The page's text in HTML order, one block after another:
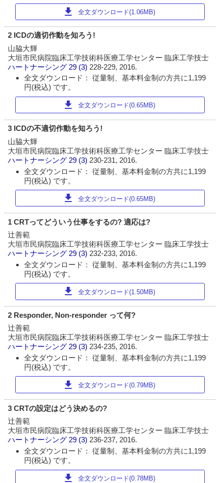
download 全文ダウンロード(1.06MB)
2 ICDの適切作動を知ろう!
山脇大輝
大垣市民病院臨床工学技術科医療工学センター 臨床工学技士
ハートナーシング 29 (3) 228-229, 2016.
全文ダウンロード： 従量制、基本料金制の方共に1,199
円(税込) です。
download 全文ダウンロード(0.65MB)
3 ICDの不適切作動を知ろう!
山脇大輝
大垣市民病院臨床工学技術科医療工学センター 臨床工学技士
ハートナーシング 29 (3) 230-231, 2016.
全文ダウンロード： 従量制、基本料金制の方共に1,199
円(税込) です。
download 全文ダウンロード(0.65MB)
1 CRTってどういう仕事をするの? 適応は?
辻善範
大垣市民病院臨床工学技術科医療工学センター 臨床工学技士
ハートナーシング 29 (3) 232-233, 2016.
全文ダウンロード： 従量制、基本料金制の方共に1,199
円(税込) です。
download 全文ダウンロード(1.50MB)
2 Responder, Non-responder って何?
辻善範
大垣市民病院臨床工学技術科医療工学センター 臨床工学技士
ハートナーシング 29 (3) 234-235, 2016.
全文ダウンロード： 従量制、基本料金制の方共に1,199
円(税込) です。
download 全文ダウンロード(0.79MB)
3 CRTの設定はどう決めるの?
辻善範
大垣市民病院臨床工学技術科医療工学センター 臨床工学技士
ハートナーシング 29 (3)236-237, 2016.
全文ダウンロード： 従量制、基本料金制の方共に1,199
円(税込) です。
download 全文ダウンロード(0.78MB)